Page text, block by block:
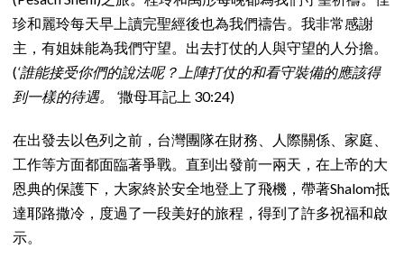
珍和麗玲每天早上讀完聖經後也為我們禱告。我非常感謝
主，有姐妹能為我們守望。出去打仗的人與守望的人分擔。
(‘誰能接受你們的說法呢？上陣打仗的和看守裝備的應該得
到一樣的待遇。 ‘撒母耳記上 30:24)
在出發去以色列之前，台灣團隊在財務、人際關係、家庭、
工作等方面都面臨著爭戰。直到出發前一兩天，在上帝的大
恩典的保護下，大家終於安全地登上了飛機，帶著Shalom抵
達耶路撒冷，度過了一段美好的旅程，得到了許多祝福和啟
示。